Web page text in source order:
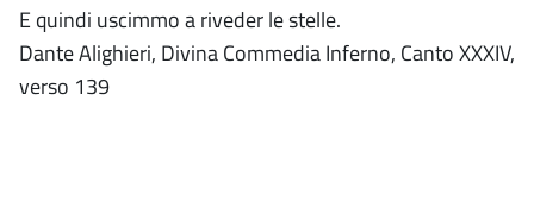
E quindi uscimmo a riveder le stelle.
Dante Alighieri, Divina Commedia Inferno, Canto XXXIV,
verso 139